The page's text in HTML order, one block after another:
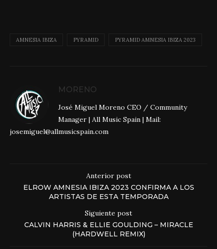
AMNESIA IBIZA PYRAMID PYRAMID AMNESIA IBIZA 2023
MORENO
José Miguel Moreno CEO / Community
Manager | All Music Spain | Mail:
josemiguel@allmusicspain.com
Anterior post
ELROW AMNESIA IBIZA 2023 CONFIRMA A LOS
ARTISTAS DE ESTA TEMPORADA
Siguiente post
CALVIN HARRIS & ELLIE GOULDING – MIRACLE
(HARDWELL REMIX)